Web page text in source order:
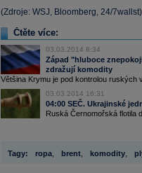
(Zdroje: WSJ, Bloomberg, 24/7wallst)
Čtěte více:
03.03.2014 8:34
Západ "hluboce
zdražují komodity
Většina Krymu je pod kontrolou ruských
03.03.2014 16:31
04:00 SEČ. Ukrajinské
Ruská Černomořská flotila
Tagy: ropa, brent, komodity,